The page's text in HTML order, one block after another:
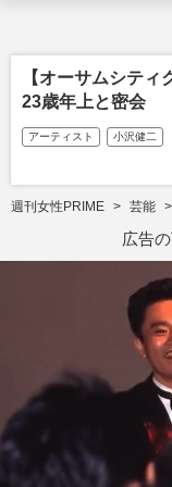
【オーサムシテ
23歳年上と密会
アーティスト 小沢健二
週刊女性PRIME 芸能
広告